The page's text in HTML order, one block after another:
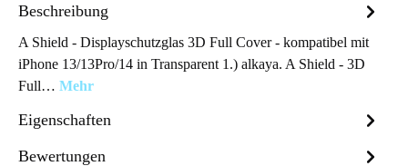
Beschreibung
A Shield - Displayschutzglas 3D Full Cover - kompatibel mit
iPhone 13/13Pro/14 in Transparent 1.) alkaya. A Shield - 3D
Full… Mehr
Eigenschaften
Bewertungen